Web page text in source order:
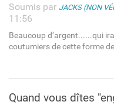
Soumis par JACKS (NON
11:56
Beaucoup d’argent......qui
coutumiers de cette forme
Quand vous dîtes